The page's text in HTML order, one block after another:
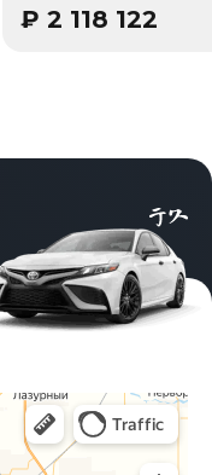
₽ 2 118 122